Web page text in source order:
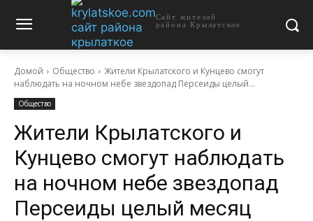
Сайт жителей
района Крылатское
Домой Общество
Жители Крылатского и Кунцево смогут
наблюдать на ночном небе звездопад Персеиды целый...
Общество
Жители Крылатского и
Кунцево смогут наблюдать
на ночном небе звездопад
Персеиды целый месяц